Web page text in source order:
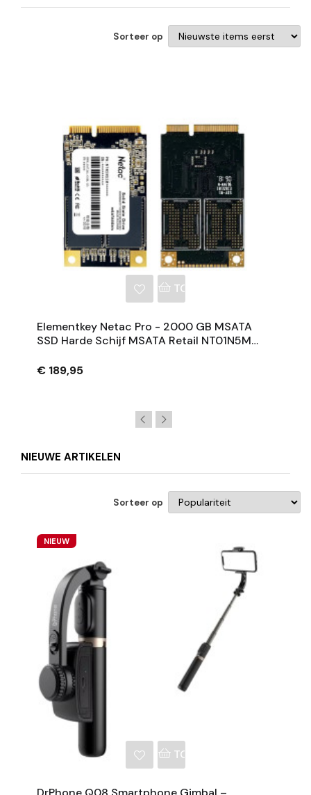
Sorteer op
TOEVOEGEN AAN
Elementkey Netac Pro - 2000 GB MSATA
SSD Harde Schijf MSATA Retail NT01N5M
€ 189,95
NIEUWE ARTIKELEN
Sorteer op
NIEUW
TOEVOEGEN AAN